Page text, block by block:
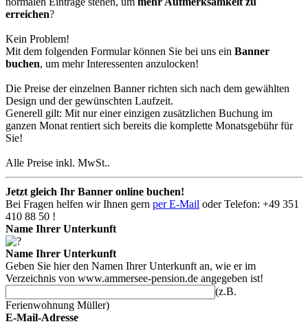
erreichen?
Kein Problem!
Mit dem folgenden Formular können Sie bei uns ein Banner
buchen, um mehr Interessenten anzulocken!
Die Preise der einzelnen Banner richten sich nach dem gewählten
Design und der gewünschten Laufzeit.
Generell gilt: Mit nur einer einzigen zusätzlichen Buchung im
ganzen Monat rentiert sich bereits die komplette Monatsgebühr für
Sie!
Alle Preise inkl. MwSt..
Jetzt gleich Ihr Banner online buchen!
Bei Fragen helfen wir Ihnen gern per E-Mail oder Telefon: +49 351
410 88 50 !
Name Ihrer Unterkunft
Name Ihrer Unterkunft
Geben Sie hier den Namen Ihrer Unterkunft an, wie er im
Verzeichnis von www.ammersee-pension.de angegeben ist!
(z.B.
Ferienwohnung Müller)
E-Mail-Adresse